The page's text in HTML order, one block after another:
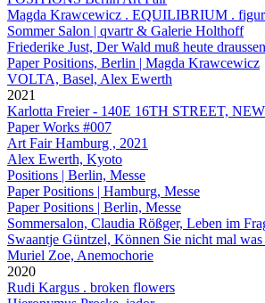
Magda Krawcewicz . EQUILIBRIUM .
Sommer Salon | qvartr & Galerie Holthoff
Friederike Just, Der Wald muß heute
Paper Positions, Berlin | Magda Krawcewicz
VOLTA, Basel, Alex Ewerth
2021
Karlotta Freier - 140E 16TH STREET,
Paper Works #007
Art Fair Hamburg , 2021
Alex Ewerth, Kyoto
Positions | Berlin, Messe
Paper Positions | Hamburg, Messe
Paper Positions | Berlin, Messe
Sommersalon, Claudia Rößger, Leben im
Swaantje Güntzel, Können Sie nicht mal was
Muriel Zoe, Anemochorie
2020
Rudi Kargus . broken flowers